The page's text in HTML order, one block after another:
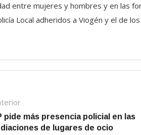
entre mujeres y hombres y en las
Local adheridos a Viogén y el de
Artículo
anterior
pide más presencia policial en las
de lugares de ocio